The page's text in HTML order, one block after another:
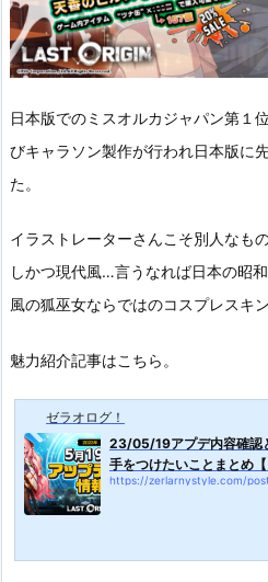
日本版でのミスオルカジャパン第１
びキャラソン製作が行われ日本版に
た。
イラストレーターさんこそ別人なも
しかつ現代風…言うなれば日本の昭
風の狐巫女ならではのコスプレスキ
魅力紹介記事はこちら。
ゼラオログ！
23/05/19アプデ内容確認
手をつけたいことまとめ